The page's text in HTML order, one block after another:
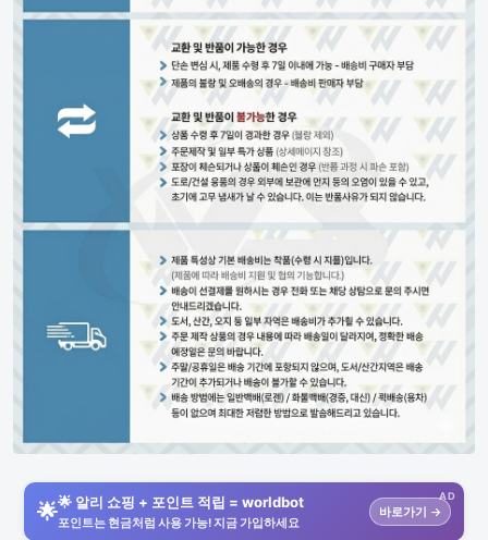
AD
🌟🌟 알리 쇼핑 + 포인트 적립 = worldbot
포인트는 현금처럼 사용 가능! 지금 가입하세요
바로가기 →